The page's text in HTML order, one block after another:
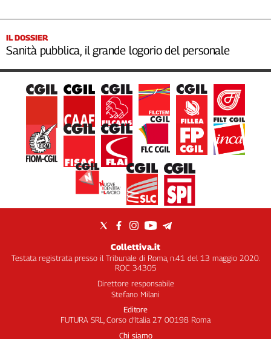
IL DOSSIER
Sanità pubblica, il grande logorio del personale
Collettiva.it
Testata registrata presso il Tribunale di Roma, n.41 del 13 maggio 2020.
ROC 34305
Direttore responsabile
Stefano Milani
Editore
FUTURA SRL, Corso d’Italia 27 00198 Roma
Chi siamo